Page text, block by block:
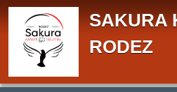
SAKURA
RODEZ
Panneau de gestion des cookies